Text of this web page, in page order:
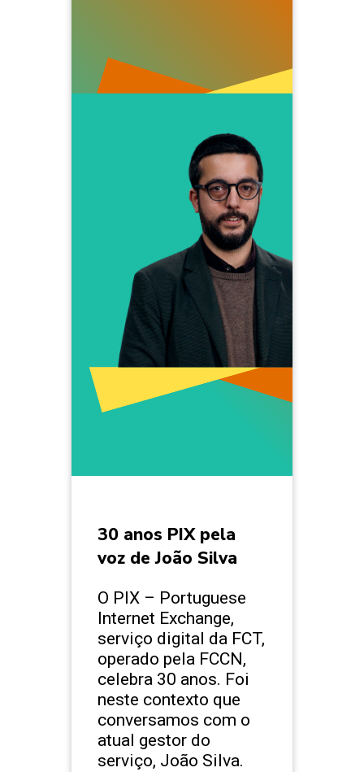
30 anos PIX pela
voz de João Silva
O PIX – Portuguese
Internet Exchange,
serviço digital da FCT,
operado pela FCCN,
celebra 30 anos. Foi
neste contexto que
conversamos com o
atual gestor do
serviço, João Silva.